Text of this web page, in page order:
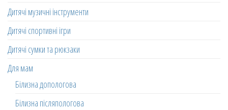
Дитячі музичні інструменти
Дитячі спортивні ігри
Дитячі сумки та рюкзаки
Для мам
Білизна допологова
Білизна післяпологова